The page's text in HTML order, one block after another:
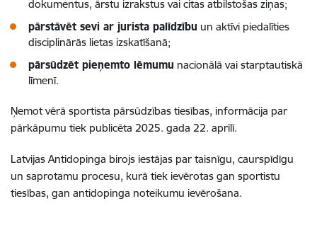
dokumentus, ārstu izrakstus vai citas atbilstošas ziņas;
pārstāvēt sevi ar jurista palīdzību un aktīvi piedalīties
disciplinārās lietas izskatīšanā;
pārsūdzēt pieņemto lēmumu nacionālā vai starptautiskā
līmenī.
Ņemot vērā sportista pārsūdzības tiesības, informācija par
pārkāpumu tiek publicēta 2025. gada 22. aprīlī.
Latvijas Antidopinga birojs iestājas par taisnīgu, caurspīdīgu
un saprotamu procesu, kurā tiek ievērotas gan sportistu
tiesības, gan antidopinga noteikumu ievērošana.